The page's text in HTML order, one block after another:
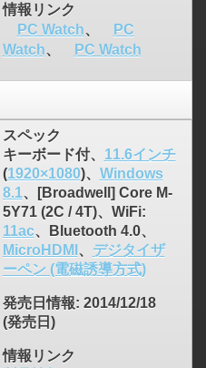
情報リンク
PC Watch、
PC
Watch、 PC Watch
スペック
キーボード付、 11.6インチ
(1920×1080)、 Windows
8.1、[Broadwell] Core M-
5Y71 (2C / 4T)、WiFi:
11ac、Bluetooth 4.0、
MicroHDMI 、 デジタイザ
ーペン (電磁誘導方式)
発売日情報: 2014/12/18
(発売日)
情報リンク